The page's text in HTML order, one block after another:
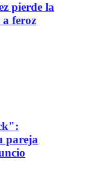
pierde la
a feroz
pareja